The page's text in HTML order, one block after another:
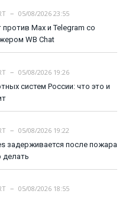
05/08/2026 23:55
Max и Telegram со
WB Chat
05/08/2026 19:26
систем России: что это и
05/08/2026 19:22
задерживается после пожара
делать
05/08/2026 18:55